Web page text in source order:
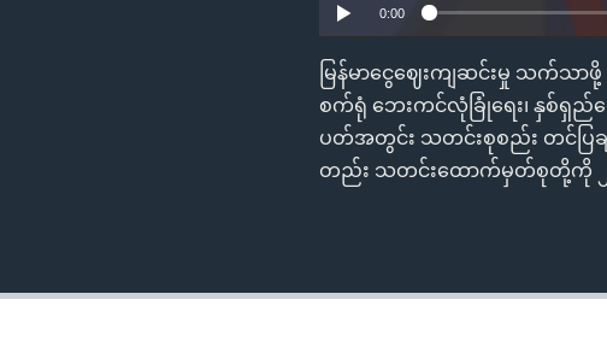
0:00
မြန်မာငွေဈေးကျဆင်းမှု သက်သ
စက်ရုံ ဘေးကင်လုံခြုံရေး၊ နှစ်ရှည်ထ
ပတ်အတွင်း သတင်းစုစည်း တင်ပြ
တည်း သတင်းထောက်မှတ်စုတို့ကို ၂၀